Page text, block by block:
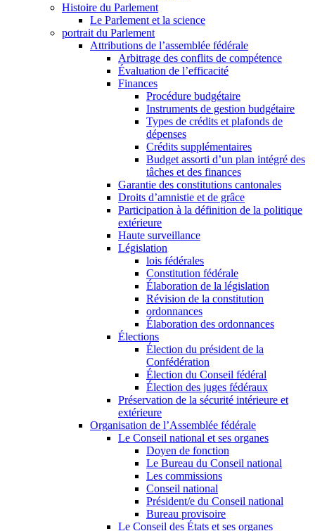
Histoire du Parlement
Le Parlement et la science
portrait du Parlement
Attributions de l’assemblée fédérale
Arbitrage des conflits de compétence
Évaluation de l’efficacité
Finances
Procédure budgétaire
Instruments de gestion budgétaire
Types de crédits et plafonds de
dépenses
Crédits supplémentaires
Budget assorti d’un plan intégré des
tâches et des finances
Garantie des constitutions cantonales
Droits d’amnistie et de grâce
Participation à la définition de la politique
extérieure
Haute surveillance
Législation
lois fédérales
Constitution fédérale
Élaboration de la législation
Révision de la constitution
ordonnances
Élaboration des ordonnances
Élections
Élection du président de la
Confédération
Élection du Conseil fédéral
Élection des juges fédéraux
Préservation de la sécurité intérieure et
extérieure
Organisation de l’Assemblée fédérale
Le Conseil national et ses organes
Doyen de fonction
Le Bureau du Conseil national
Les commissions
Conseil national
Président/e du Conseil national
Bureau provisoire
Le Conseil des États et ses organes